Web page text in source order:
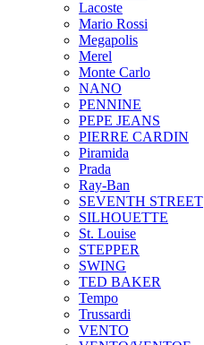
Lacoste
Mario Rossi
Megapolis
Merel
Monte Carlo
NANO
PENNINE
PEPE JEANS
PIERRE CARDIN
Piramida
Prada
Ray-Ban
SEVENTH STREET
SILHOUETTE
St. Louise
STEPPER
SWING
TED BAKER
Tempo
Trussardi
VENTO